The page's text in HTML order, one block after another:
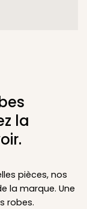
la
pièces, nos
la marque. Une
robes.